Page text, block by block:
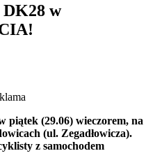
DK28 w
piątek (29.06) wieczorem, na
(ul. Zegadłowicza).
z samochodem